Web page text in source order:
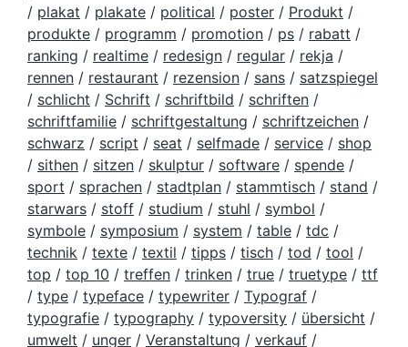
/ plakat / plakate / political / poster / Produkt /
produkte / programm / promotion / ps / rabatt /
ranking / realtime / redesign / regular / rekja /
rennen / restaurant / rezension / sans / satzspiegel
/ schlicht / Schrift / schriftbild / schriften /
schriftfamilie / schriftgestaltung / schriftzeichen /
schwarz / script / seat / selfmade / service / shop
/ sithen / sitzen / skulptur / software / spende /
sport / sprachen / stadtplan / stammtisch / stand /
starwars / stoff / studium / stuhl / symbol /
symbole / symposium / system / table / tdc /
technik / texte / textil / tipps / tisch / tod / tool /
top / top 10 / treffen / trinken / true / truetype / ttf
/ type / typeface / typewriter / Typograf /
typografie / typography / typoversity / übersicht /
umwelt / unger / Veranstaltung / verkauf /